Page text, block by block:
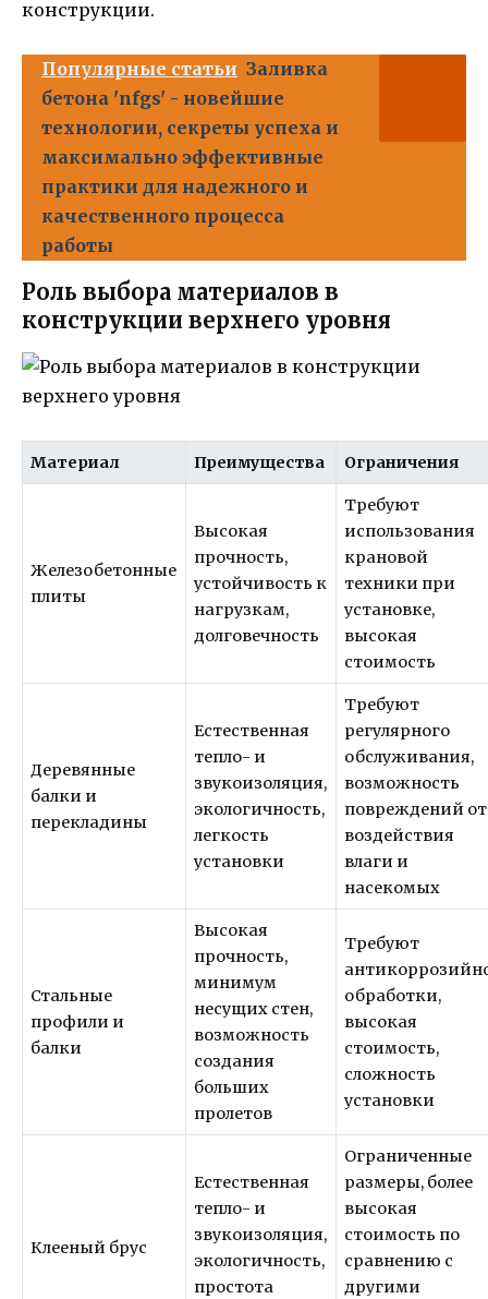
конструкции.
Популярные статьи Заливка
бетона 'nfgs' - новейшие
технологии, секреты успеха и
максимально эффективные
практики для надежного и
качественного процесса
работы
Роль выбора материалов в
конструкции верхнего уровня
Материал Преимущества Ограничения
Железобетонные
плиты
Высокая
прочность,
устойчивость к
нагрузкам,
долговечность
Требуют
использования
крановой
техники при
установке,
высокая
стоимость
Деревянные
балки и
перекладины
Естественная
тепло- и
звукоизоляция,
экологичность,
легкость
установки
Требуют
регулярного
обслуживания,
возможность
повреждений от
воздействия
влаги и
насекомых
Стальные
профили и
балки
Высокая
прочность,
минимум
несущих стен,
возможность
создания
больших
пролетов
Требуют
обработки,
высокая
стоимость,
сложность
установки
Клееный брус
Естественная
тепло- и
звукоизоляция,
экологичность,
простота
Ограниченные
размеры, более
высокая
стоимость по
сравнению с
другими